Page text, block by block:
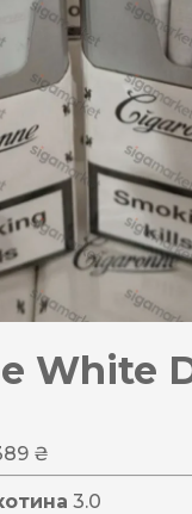
White
₴
3.0